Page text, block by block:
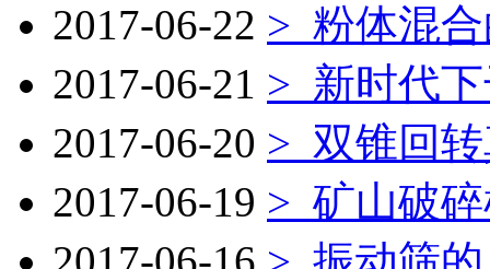
2017-06-22 > 粉体混
2017-06-21 > 新时代
2017-06-20 > 双锥回
2017-06-19 > 矿山破